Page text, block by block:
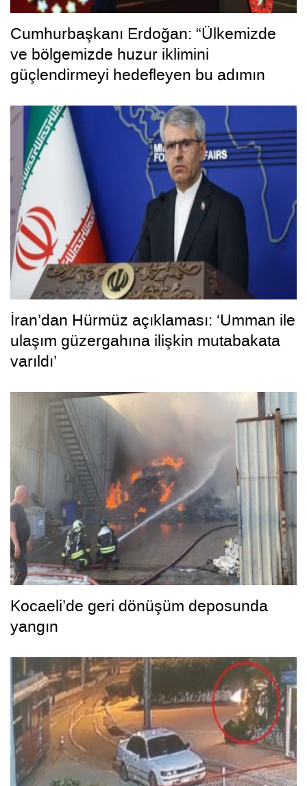
Cumhurbaşkanı Erdoğan: “Ülkemizde
ve bölgemizde huzur iklimini
güçlendirmeyi hedefleyen bu adımın
İran’dan Hürmüz açıklaması: ‘Umman ile
ulaşım güzergahına ilişkin mutabakata
varıldı’
Kocaeli’de geri dönüşüm deposunda
yangın